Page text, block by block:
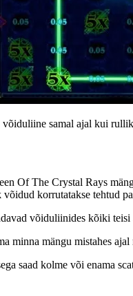
samal ajal kui
Of The Crystal Rays
korrutatakse tehtud
võiduliinides kõiki
minna mängu mistahes
saad kolme või enama